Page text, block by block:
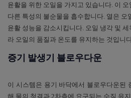
윤활을 위한 오일을 가지고 있습니다 이 오
다른 특성의 불순물을 흡수합니다 열은 오
윤활 성능을 감소시킵니다 오일 냉각 및
라 오일의 품질과 온도를 유지하는 것입니
증기 발생기 블로우다운
이 시스템은 용기 바닥에서 블로우다운된
해 물의 청결과 2차측에 요구되는 수질 유